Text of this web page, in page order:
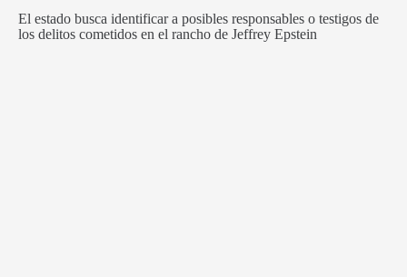
El estado busca identificar a posibles responsables o testigos de
los delitos cometidos en el rancho de Jeffrey Epstein